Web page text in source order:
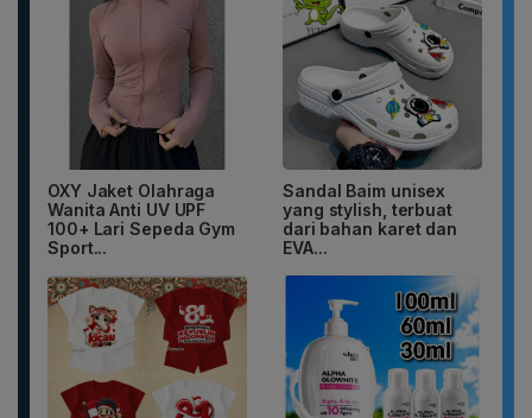
OXY Jaket Olahraga
Wanita Anti UV UPF
100+ Lari Sepeda Gym
Sport...
Sandal Baim unisex
yang stylish, terbuat
dari bahan karet dan
EVA...